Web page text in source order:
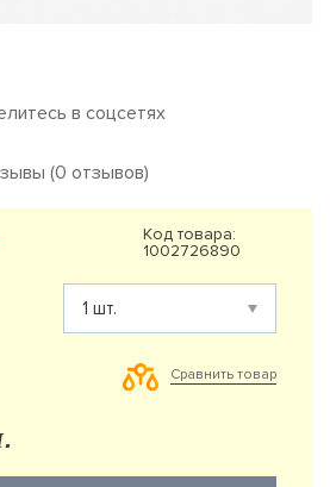
в соцсетях
(0 отзывов)
Код товара:
1002726890
Сравнить товар